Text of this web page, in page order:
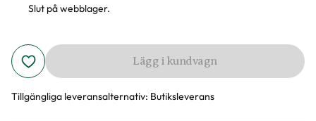
Slut på webblager.
Lägg i kundvagn
Tillgängliga leveransalternativ: Butiksleverans